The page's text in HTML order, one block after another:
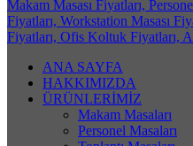
ANA SAYFA
HAKKIMIZDA
ÜRÜNLERİMİZ
Makam Masaları
Personel Masaları